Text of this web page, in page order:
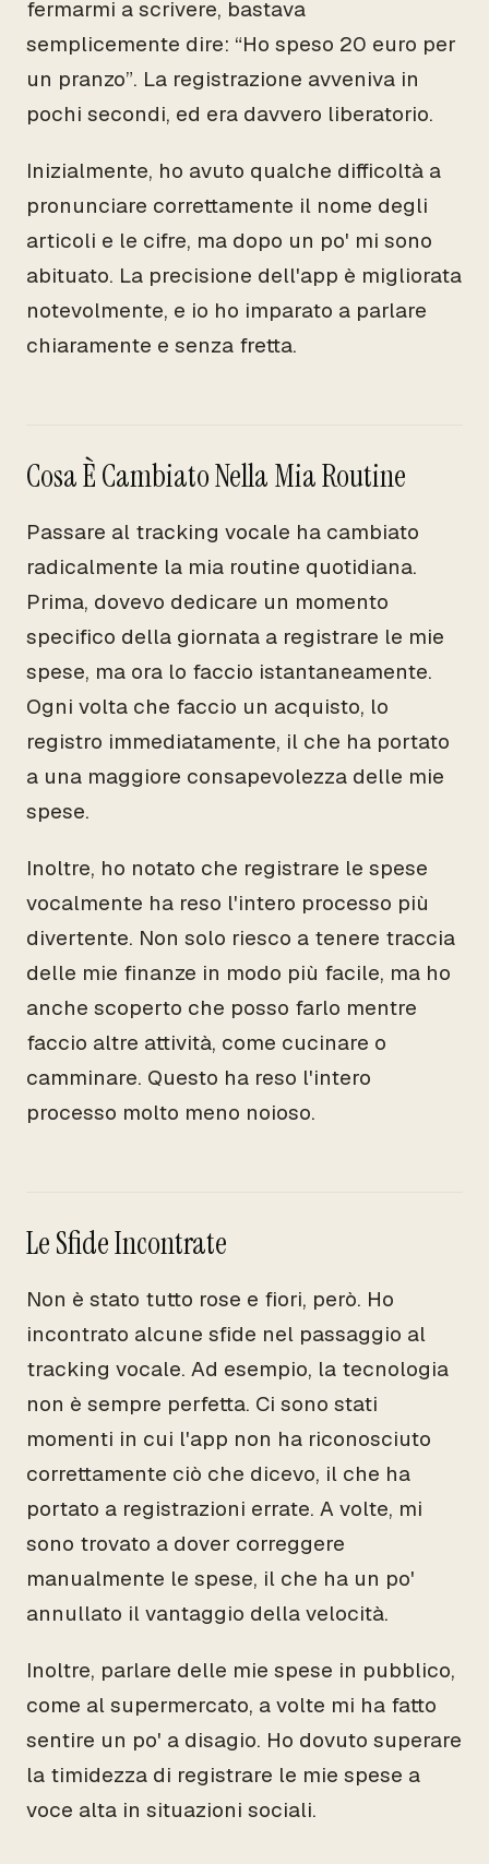
fermarmi a scrivere, bastava
semplicemente dire: “Ho speso 20 euro per
un pranzo”. La registrazione avveniva in
pochi secondi, ed era davvero liberatorio.
Inizialmente, ho avuto qualche difficoltà a
pronunciare correttamente il nome degli
articoli e le cifre, ma dopo un po' mi sono
abituato. La precisione dell'app è migliorata
notevolmente, e io ho imparato a parlare
chiaramente e senza fretta.
Cosa È Cambiato Nella Mia Routine
Passare al tracking vocale ha cambiato
radicalmente la mia routine quotidiana.
Prima, dovevo dedicare un momento
specifico della giornata a registrare le mie
spese, ma ora lo faccio istantaneamente.
Ogni volta che faccio un acquisto, lo
registro immediatamente, il che ha portato
a una maggiore consapevolezza delle mie
spese.
Inoltre, ho notato che registrare le spese
vocalmente ha reso l'intero processo più
divertente. Non solo riesco a tenere traccia
delle mie finanze in modo più facile, ma ho
anche scoperto che posso farlo mentre
faccio altre attività, come cucinare o
camminare. Questo ha reso l'intero
processo molto meno noioso.
Le Sfide Incontrate
Non è stato tutto rose e fiori, però. Ho
incontrato alcune sfide nel passaggio al
tracking vocale. Ad esempio, la tecnologia
non è sempre perfetta. Ci sono stati
momenti in cui l'app non ha riconosciuto
correttamente ciò che dicevo, il che ha
portato a registrazioni errate. A volte, mi
sono trovato a dover correggere
manualmente le spese, il che ha un po'
annullato il vantaggio della velocità.
Inoltre, parlare delle mie spese in pubblico,
come al supermercato, a volte mi ha fatto
sentire un po' a disagio. Ho dovuto superare
la timidezza di registrare le mie spese a
voce alta in situazioni sociali.